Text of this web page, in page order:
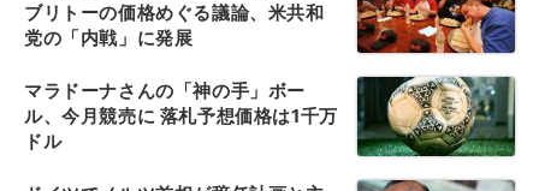
ブリトーの価格めぐる議論、米共和
党の「内戦」に発展
マラドーナさんの「神の手」ボー
ル、今月競売に 落札予想価格は1千万
ドル